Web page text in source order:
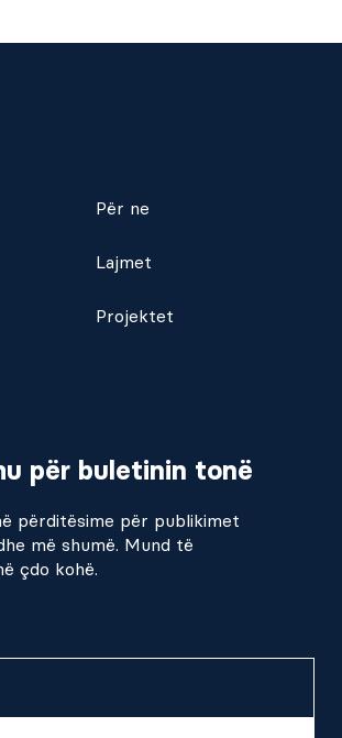
Për ne
Lajmet
Projektet
për buletinin tonë
përditësime për publikimet
më shumë. Mund të
çdo kohë.